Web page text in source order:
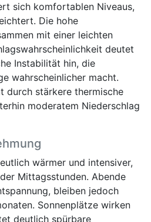
sich komfortablen Niveaus,
Die hohe
mit einer leichten
deutet
Instabilität hin, die
wahrscheinlicher macht.
durch stärkere thermische
moderatem Niederschlag
wärmer und intensiver,
Mittagsstunden. Abende
bleiben jedoch
Sonnenplätze wirken
deutlich spürbare